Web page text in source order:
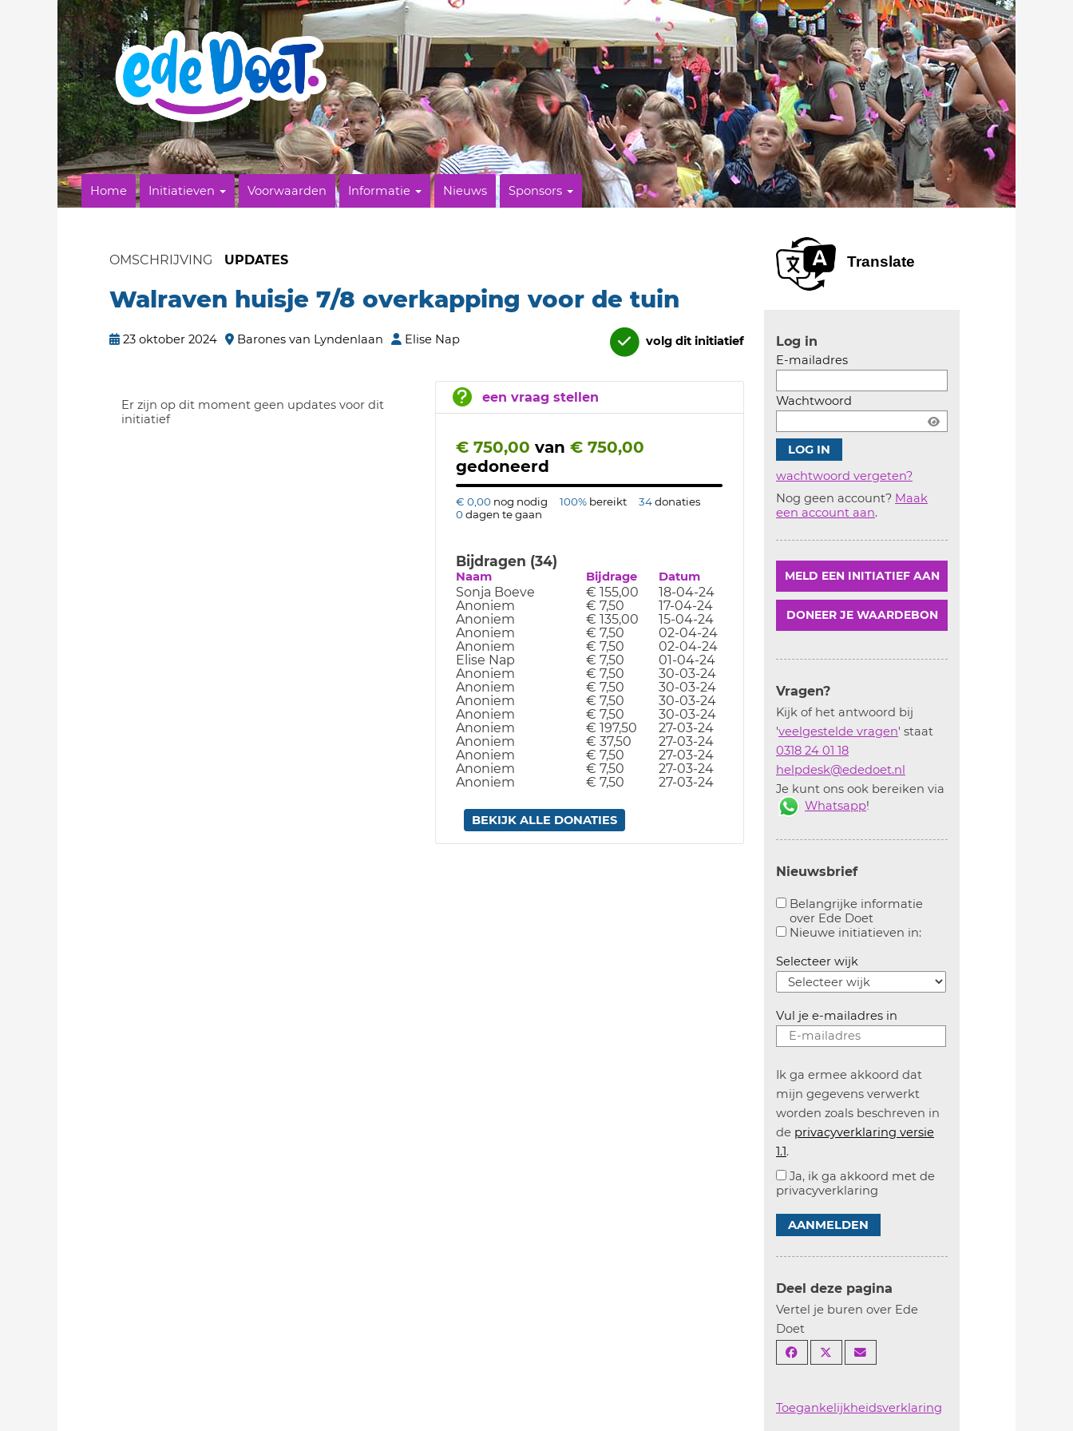
Home Initiatieven Voorwaarden Informatie Nieuws Sponsors
OMSCHRIJVING UPDATES
Walraven huisje 7/8 overkapping voor de tuin
23 oktober 2024 Barones van Lyndenlaan Elise Nap volg dit initiatief
Er zijn op dit moment geen updates voor dit
initiatief
een vraag stellen
€ 750,00 van € 750,00
gedoneerd
€ 0,00 nog nodig 100% bereikt 34donaties
0dagen te gaan
Bijdragen (34)
Naam Bijdrage Datum
Sonja Boeve € 155,00
18-04-24
Anoniem
€ 7,50
17-04-24
Anoniem
€ 135,00
15-04-24
Anoniem
€ 7,50
02-04-24
Anoniem
€ 7,50
02-04-24
Elise Nap
€ 7,50
01-04-24
Anoniem
€ 7,50
30-03-24
Anoniem
€ 7,50
30-03-24
Anoniem
€ 7,50
30-03-24
Anoniem
€ 7,50
30-03-24
Anoniem
€ 197,50
27-03-24
Anoniem
€ 37,50
27-03-24
Anoniem
€ 7,50
27-03-24
Anoniem
€ 7,50
27-03-24
Anoniem
€ 7,50 27-03-24
BEKIJK ALLE DONATIES
Translate
Log in
E-mailadres
Wachtwoord
wachtwoord vergeten?
Nog geen account? Maak
een account aan.
MELD EEN INITIATIEF AAN
DONEER JE WAARDEBON
Vragen?
Kijk of het antwoord bij
'veelgestelde vragen' staat
0318 24 01 18
helpdesk@ededoet.nl
Je kunt ons ook bereiken via
Whatsapp!
Nieuwsbrief
Belangrijke informatie
over Ede Doet
Aanvinken om belangrijke informatie over
Nieuwe initiatieven in:Aanvinken om
Selecteer wijk
Vul je e-mailadres in
Ik ga ermee akkoord dat
mijn gegevens verwerkt
worden zoals beschreven in
de privacyverklaring versie
1.1.
Ja, ik ga akkoord met de
privacyverklaring
AANMELDEN
Deel deze pagina
Vertel je buren over Ede
Doet
Toegankelijkheidsverklaring